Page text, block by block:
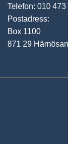
Telefon: 010 473
Postadress:
Box 1100
871 29